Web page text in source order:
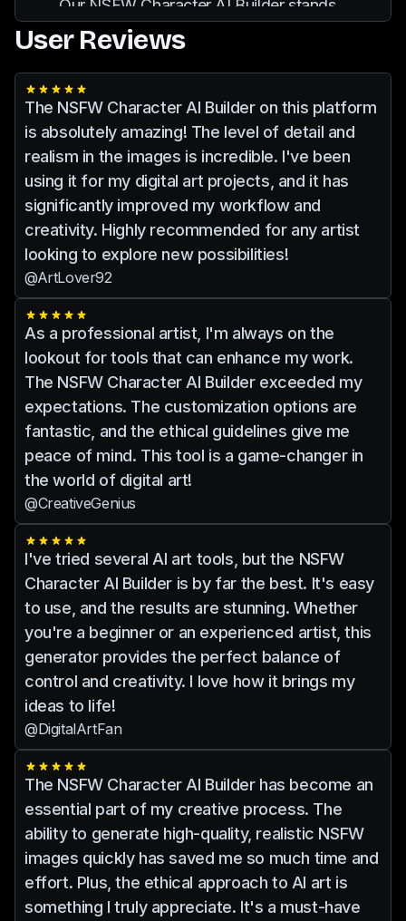
that could be harmful or offensive. Our
platform provides guidelines and tools
to help users adhere to ethical
standards.
Our NSFW Character AI Builder stands
out due to its high-quality output, user-
friendly interface, and robust ethical
guidelines. We continuously update our
AI models to incorporate the latest
advancements in machine learning,
ensuring our users have access to the
best tools for creating AI character art.
User Reviews
The NSFW Character AI Builder on this platform
is absolutely amazing! The level of detail and
realism in the images is incredible. I've been
using it for my digital art projects, and it has
significantly improved my workflow and
creativity. Highly recommended for any artist
looking to explore new possibilities!
@ArtLover92
As a professional artist, I'm always on the
lookout for tools that can enhance my work.
The NSFW Character AI Builder exceeded my
expectations. The customization options are
fantastic, and the ethical guidelines give me
peace of mind. This tool is a game-changer in
the world of digital art!
@CreativeGenius
I've tried several AI art tools, but the NSFW
Character AI Builder is by far the best. It's easy
to use, and the results are stunning. Whether
you're a beginner or an experienced artist, this
generator provides the perfect balance of
control and creativity. I love how it brings my
ideas to life!
@DigitalArtFan
The NSFW Character AI Builder has become an
essential part of my creative process. The
ability to generate high-quality, realistic NSFW
images quickly has saved me so much time and
effort. Plus, the ethical approach to AI art is
something I truly appreciate. It's a must-have